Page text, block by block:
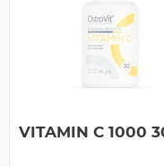
VITAMIN C 1000